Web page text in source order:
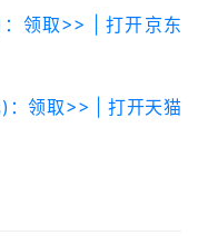
：领取>> | 打开京东
：领取>> | 打开天猫